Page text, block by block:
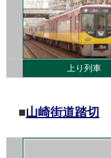
上り列車
■山崎街道踏切